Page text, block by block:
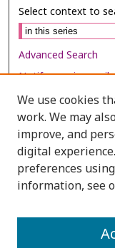
Select context to
Advanced Search
Notify me via email
Browse
Collections
Disciplines
Authors
We use cookies
work. We may
improve, and
digital
preferences
information, see